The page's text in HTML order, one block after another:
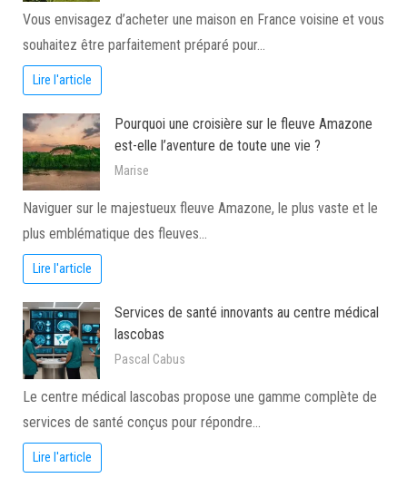
Vous envisagez d’acheter une maison en France voisine et vous
souhaitez être parfaitement préparé pour…
Lire l'article
Pourquoi une croisière sur le fleuve Amazone
est-elle l’aventure de toute une vie ?
Marise
Naviguer sur le majestueux fleuve Amazone, le plus vaste et le
plus emblématique des fleuves…
Lire l'article
Services de santé innovants au centre médical
lascobas
Pascal Cabus
Le centre médical lascobas propose une gamme complète de
services de santé conçus pour répondre…
Lire l'article